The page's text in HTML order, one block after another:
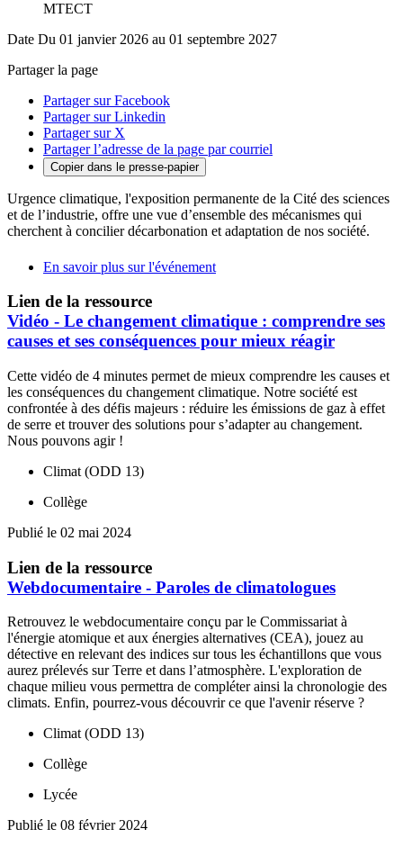
MTECT
Date Du 01 janvier 2026 au 01 septembre 2027
Partager la page
Partager sur Facebook
Partager sur Linkedin
Partager sur X
Partager l’adresse de la page par courriel
Copier dans le presse-papier
Urgence climatique, l'exposition permanente de la Cité des sciences
et de l’industrie, offre une vue d’ensemble des mécanismes qui
cherchent à concilier décarbonation et adaptation de nos société.
En savoir plus sur l'événement
Lien de la ressource
Vidéo - Le changement climatique : comprendre ses
causes et ses conséquences pour mieux réagir
Cette vidéo de 4 minutes permet de mieux comprendre les causes et
les conséquences du changement climatique. Notre société est
confrontée à des défis majeurs : réduire les émissions de gaz à effet
de serre et trouver des solutions pour s’adapter au changement.
Nous pouvons agir !
Climat (ODD 13)
Collège
Publié le 02 mai 2024
Lien de la ressource
Webdocumentaire - Paroles de climatologues
Retrouvez le webdocumentaire conçu par le Commissariat à
l'énergie atomique et aux énergies alternatives (CEA), jouez au
détective en relevant des indices sur tous les échantillons que vous
aurez prélevés sur Terre et dans l’atmosphère. L'exploration de
chaque milieu vous permettra de compléter ainsi la chronologie des
climats. Enfin, pourrez-vous découvrir ce que l'avenir réserve ?
Climat (ODD 13)
Collège
Lycée
Publié le 08 février 2024